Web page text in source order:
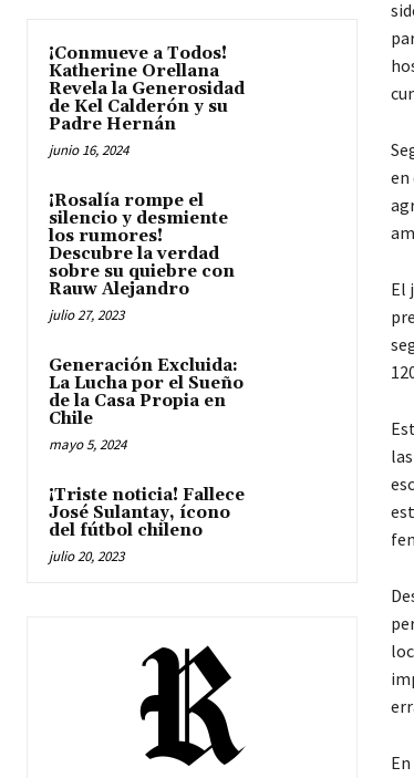
¡Conmueve a Todos!
Katherine Orellana
Revela la Generosidad
de Kel Calderón y su
Padre Hernán
junio 16, 2024
¡Rosalía rompe el
silencio y desmiente
los rumores!
Descubre la verdad
sobre su quiebre con
Rauw Alejandro
julio 27, 2023
Generación Excluida:
La Lucha por el Sueño
de la Casa Propia en
Chile
mayo 5, 2024
¡Triste noticia! Fallece
José Sulantay, ícono
del fútbol chileno
julio 20, 2023
en
El